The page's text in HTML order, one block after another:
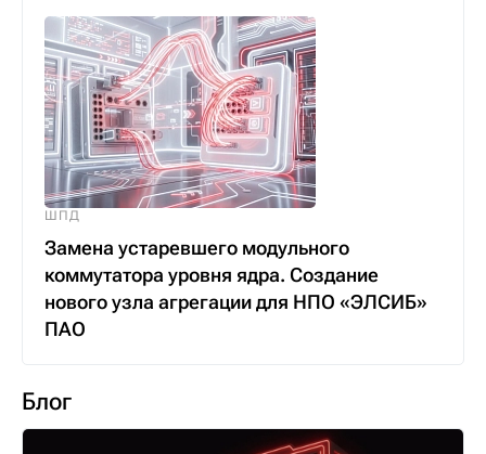
ШПД
Замена устаревшего модульного
коммутатора уровня ядра. Создание
нового узла агрегации для НПО «ЭЛСИБ»
ПАО
Блог